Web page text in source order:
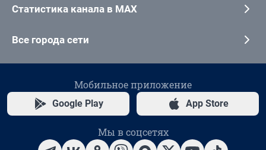
Статистика канала в MAX
Все города сети
Мобильное приложение
Google Play App Store
Мы в соцсетях